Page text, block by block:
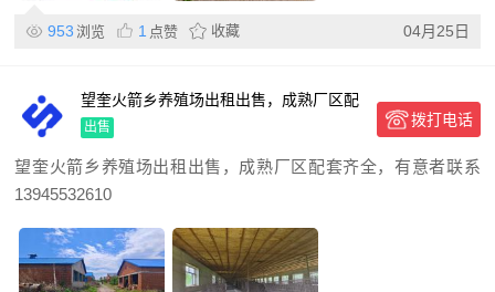
953 浏览 1 点赞 收藏 04月25日
望奎火箭乡养殖场出租出售，成熟厂区配
套齐全，有意者联系139
出售 拨打电话
望奎火箭乡养殖场出租出售，成熟厂区配套齐全，有意者联系
13945532610